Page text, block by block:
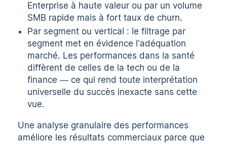
Enterprise à haute valeur ou par un volume
SMB rapide mais à fort taux de churn.
Par segment ou vertical : le filtrage par
segment met en évidence l'adéquation
marché. Les performances dans la santé
diffèrent de celles de la tech ou de la
finance — ce qui rend toute interprétation
universelle du succès inexacte sans cette
vue.
Une analyse granulaire des performances
améliore les résultats commerciaux parce que